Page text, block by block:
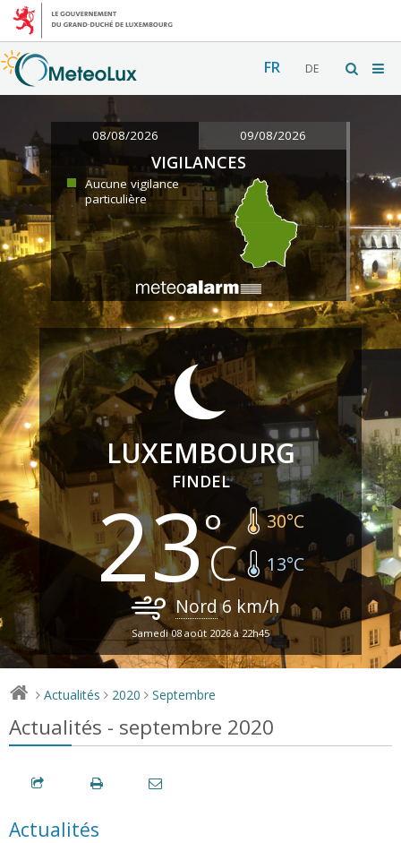
FR DE
08/08/2026 09/08/2026
VIGILANCES
Aucune vigilance
particulière
LUXEMBOURG
FINDEL
23 30°C
13°C
Nord6 km/h
Samedi 08 août 2026 à 22h45
> Actualités > 2020 > Septembre
Actualités - septembre 2020
Actualités